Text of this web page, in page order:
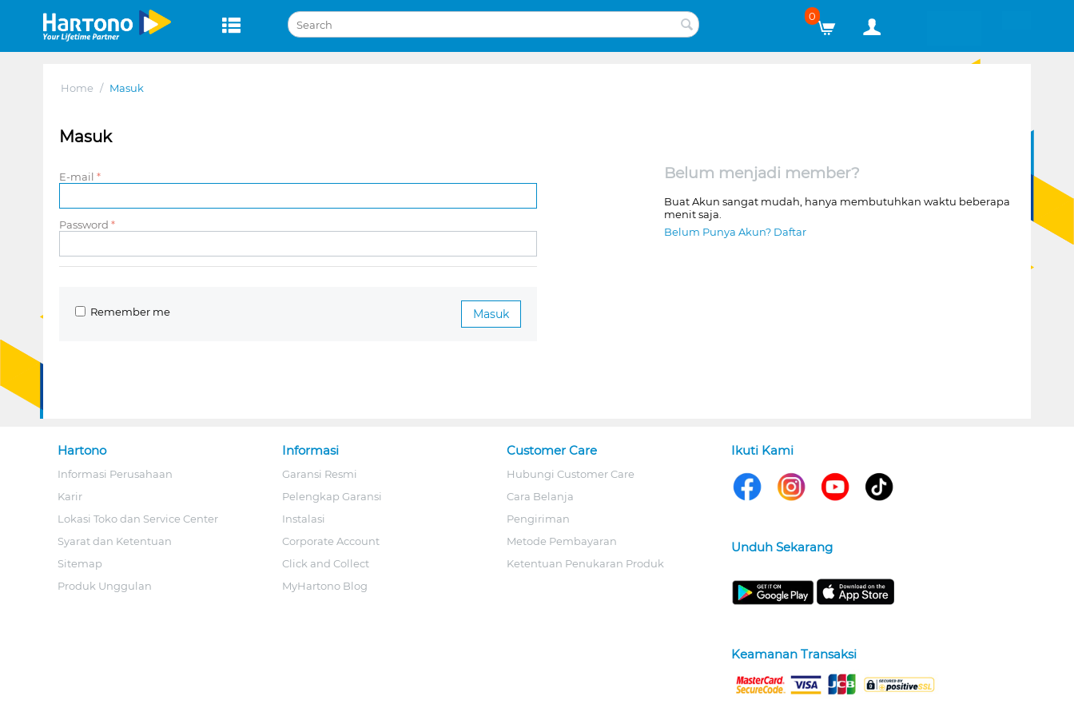
0
Home / Masuk
Masuk
E-mail
Password
Masuk
Remember me
Belum menjadi member?
Buat Akun sangat mudah, hanya membutuhkan waktu beberapa
menit saja.
Belum Punya Akun? Daftar
Hartono
Informasi Perusahaan
Karir
Lokasi Toko dan Service Center
Syarat dan Ketentuan
Sitemap
Produk Unggulan
Informasi
Garansi Resmi
Pelengkap Garansi
Instalasi
Corporate Account
Click and Collect
MyHartono Blog
Customer Care
Hubungi Customer Care
Cara Belanja
Pengiriman
Metode Pembayaran
Ketentuan Penukaran Produk
Ikuti Kami
Unduh Sekarang
Keamanan Transaksi